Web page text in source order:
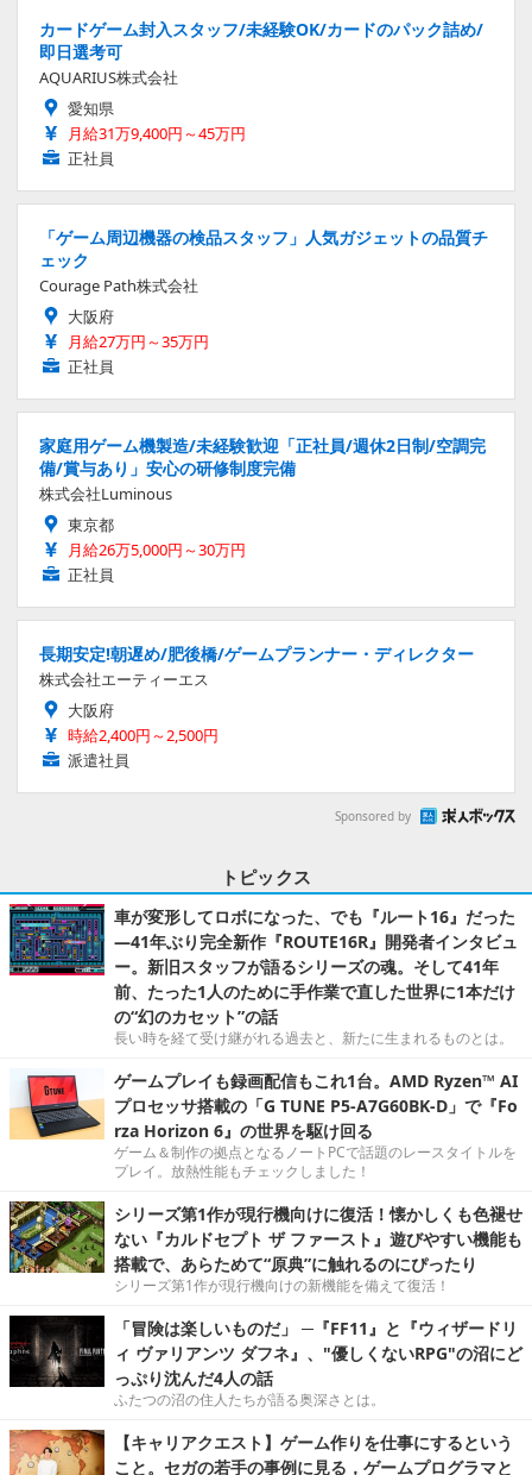
カードゲーム封入スタッフ/未経験OK/カードのパック詰め/
即日選考可
AQUARIUS株式会社
愛知県
月給31万9,400円～45万円
正社員
「ゲーム周辺機器の検品スタッフ」人気ガジェットの品質チ
ェック
Courage Path株式会社
大阪府
月給27万円～35万円
正社員
家庭用ゲーム機製造/未経験歓迎「正社員/週休2日制/空調完
備/賞与あり」安心の研修制度完備
株式会社Luminous
東京都
月給26万5,000円～30万円
正社員
長期安定!朝遅め/肥後橋/ゲームプランナー・ディレクター
株式会社エーティーエス
大阪府
時給2,400円～2,500円
派遣社員
Sponsored by
トピックス
車が変形してロボになった、でも『ルート16』だった
―41年ぶり完全新作『ROUTE16R』開発者インタビュ
ー。新旧スタッフが語るシリーズの魂。そして41年
前、たった1人のために手作業で直した世界に1本だけ
の“幻のカセット”の話
長い時を経て受け継がれる過去と、新たに生まれるものとは。
ゲームプレイも録画配信もこれ1台。AMD Ryzen™ AI
プロセッサ搭載の「G TUNE P5-A7G60BK-D」で『Fo
rza Horizon 6』の世界を駆け回る
ゲーム＆制作の拠点となるノートPCで話題のレースタイトルを
プレイ。放熱性能もチェックしました！
シリーズ第1作が現行機向けに復活！懐かしくも色褪せ
ない『カルドセプト ザ ファースト』遊びやすい機能も
搭載で、あらためて“原典”に触れるのにぴったり
シリーズ第1作が現行機向けの新機能を備えて復活！
「冒険は楽しいものだ」 ─『FF11』と『ウィザードリ
ィ ヴァリアンツ ダフネ』、"優しくないRPG"の沼にど
っぷり沈んだ4人の話
ふたつの沼の住人たちが語る奥深さとは。
【キャリアクエスト】ゲーム作りを仕事にするという
こと。セガの若手の事例に見る，ゲームプログラマと